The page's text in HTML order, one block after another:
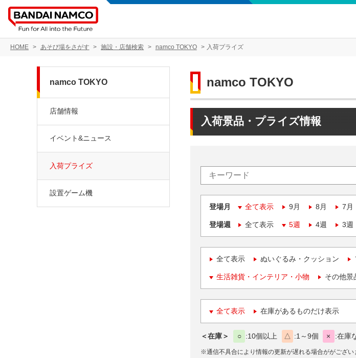
HOME あそび場をさがす 施設・店舗検索 namco TOKYO 入荷プライズ
namco TOKYO
入荷景品・プライズ情報
登場月 全て表示 9月 8月 7月
登場週 全て表示 5週 4週 3週
全て表示 ぬいぐるみ・クッション
生活雑貨・インテリア・小物 その他景
全て表示 在庫があるものだけ表示
＜在庫＞ ○ 10個以上 △ 1～9個 × 在庫
※通信不具合により情報の更新が遅れる場合ががござい
namco TOKYO
店舗情報
イベント&ニュース
入荷プライズ
設置ゲーム機